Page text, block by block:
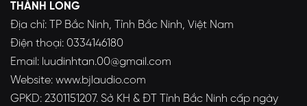
THÀNH LONG
Địa chỉ: TP Bắc Ninh, Tỉnh Bắc Ninh, Việt Nam
Điện thoại: 0334146180
Email: luudinhtan.00@gmail.com
Website: www.bjlaudio.com
GPKD: 2301151207. Sở KH & ĐT Tỉnh Bắc Ninh cấp ngày